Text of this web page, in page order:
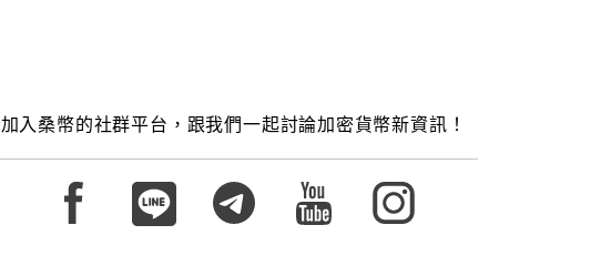
加入桑幣的社群平台，跟我們一起討論加密貨幣新資訊！